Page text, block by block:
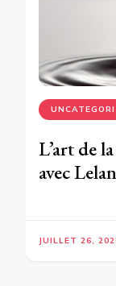
L’art de
avec
JUILLET 26,